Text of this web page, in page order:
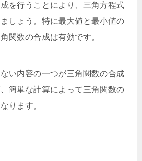
を行うことにより、三角方程式
しょう。特に最大値と最小値の
関数の合成は有効です。
い内容の一つが三角関数の合成
簡単な計算によって三角関数の
ります。